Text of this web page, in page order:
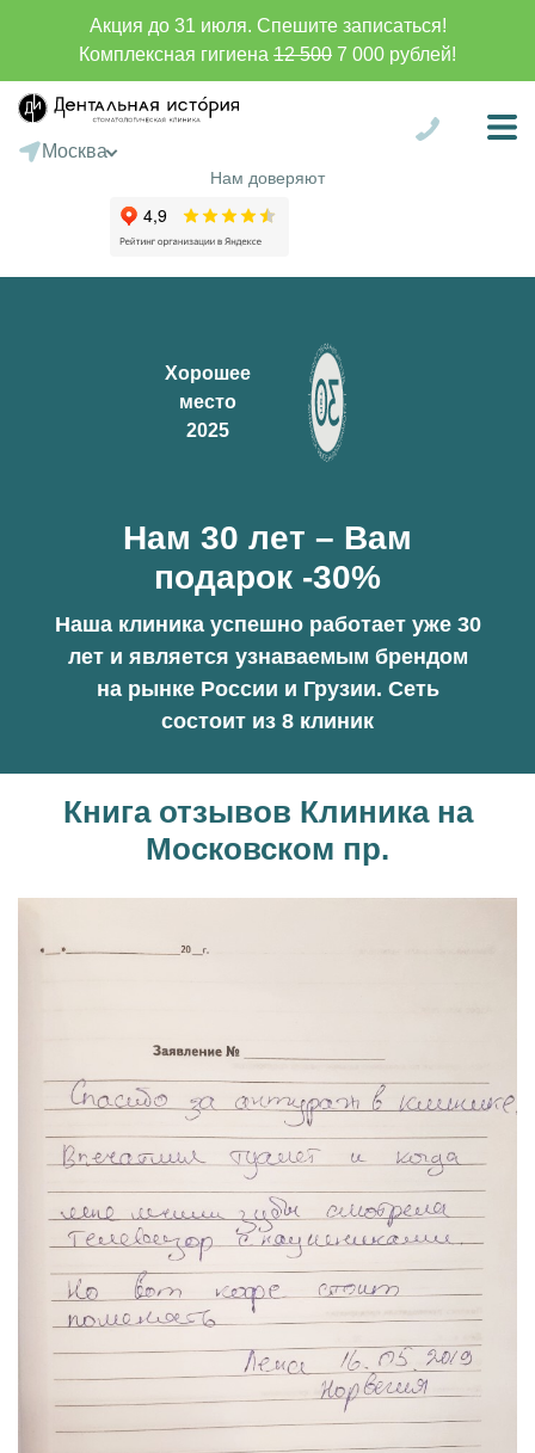
Акция до 31 июля. Спешите записаться!
Комплексная гигиена 12 500 7 000 рублей!
Москва
Нам доверяют
Хорошее
место
2025
Нам 30 лет – Вам
подарок -30%
Наша клиника успешно работает уже 30
лет и является узнаваемым брендом
на рынке России и Грузии. Сеть
состоит из 8 клиник
Книга отзывов Клиника на
Московском пр.